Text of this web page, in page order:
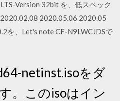
Version 32bit を、低スペック
2020.05.06 2020.05
を、Let's note CF-N9LWCJDSで
netinst.isoをダ
。このisoはイン